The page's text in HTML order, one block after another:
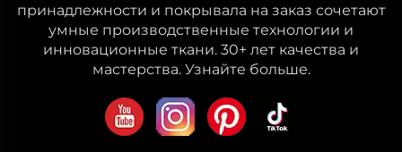
принадлежности и покрывала на заказ сочетают
умные производственные технологии и
инновационные ткани. 30+ лет качества и
мастерства. Узнайте больше.